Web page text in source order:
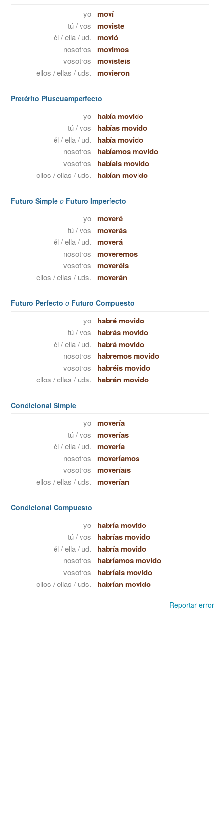
yo moví
tú / vos moviste
él / ella / ud. movió
nosotros movimos
vosotros movisteis
ellos / ellas / uds. movieron
Pretérito Pluscuamperfecto
yo había movido
tú / vos habías movido
él / ella / ud. había movido
nosotros habíamos movido
vosotros habíais movido
ellos / ellas / uds. habían movido
Futuro Simple o Futuro Imperfecto
yo moveré
tú / vos moverás
él / ella / ud. moverá
nosotros moveremos
vosotros moveréis
ellos / ellas / uds. moverán
Futuro Perfecto o Futuro Compuesto
yo habré movido
tú / vos habrás movido
él / ella / ud. habrá movido
nosotros habremos movido
vosotros habréis movido
ellos / ellas / uds. habrán movido
Condicional Simple
yo movería
tú / vos moverías
él / ella / ud. movería
nosotros moveríamos
vosotros moveríais
ellos / ellas / uds. moverían
Condicional Compuesto
yo habría movido
tú / vos habrías movido
él / ella / ud. habría movido
nosotros habríamos movido
vosotros habríais movido
ellos / ellas / uds. habrían movido
Reportar error